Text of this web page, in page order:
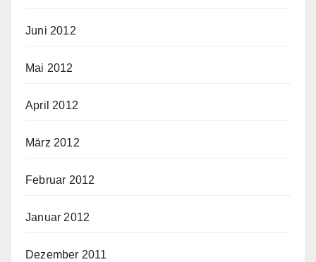
Juni 2012
Mai 2012
April 2012
März 2012
Februar 2012
Januar 2012
Dezember 2011